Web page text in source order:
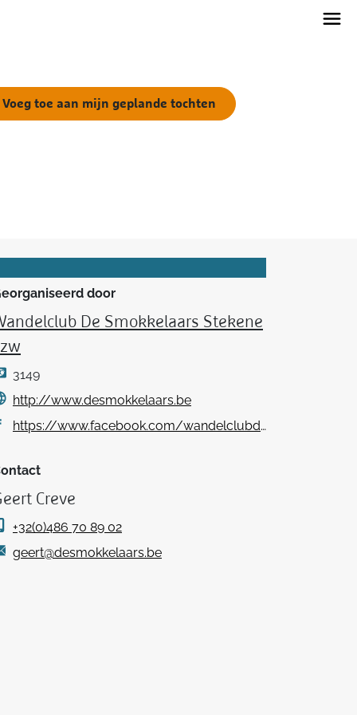
Voeg toe aan mijn geplande tochten
door
De Smokkelaars Stekene
3149
http://www.desmokkelaars.be
https://www.facebook.com/wandelclubdesmokkelaars
Creve
+32(0)486 70 89 02
geert@desmokkelaars.be